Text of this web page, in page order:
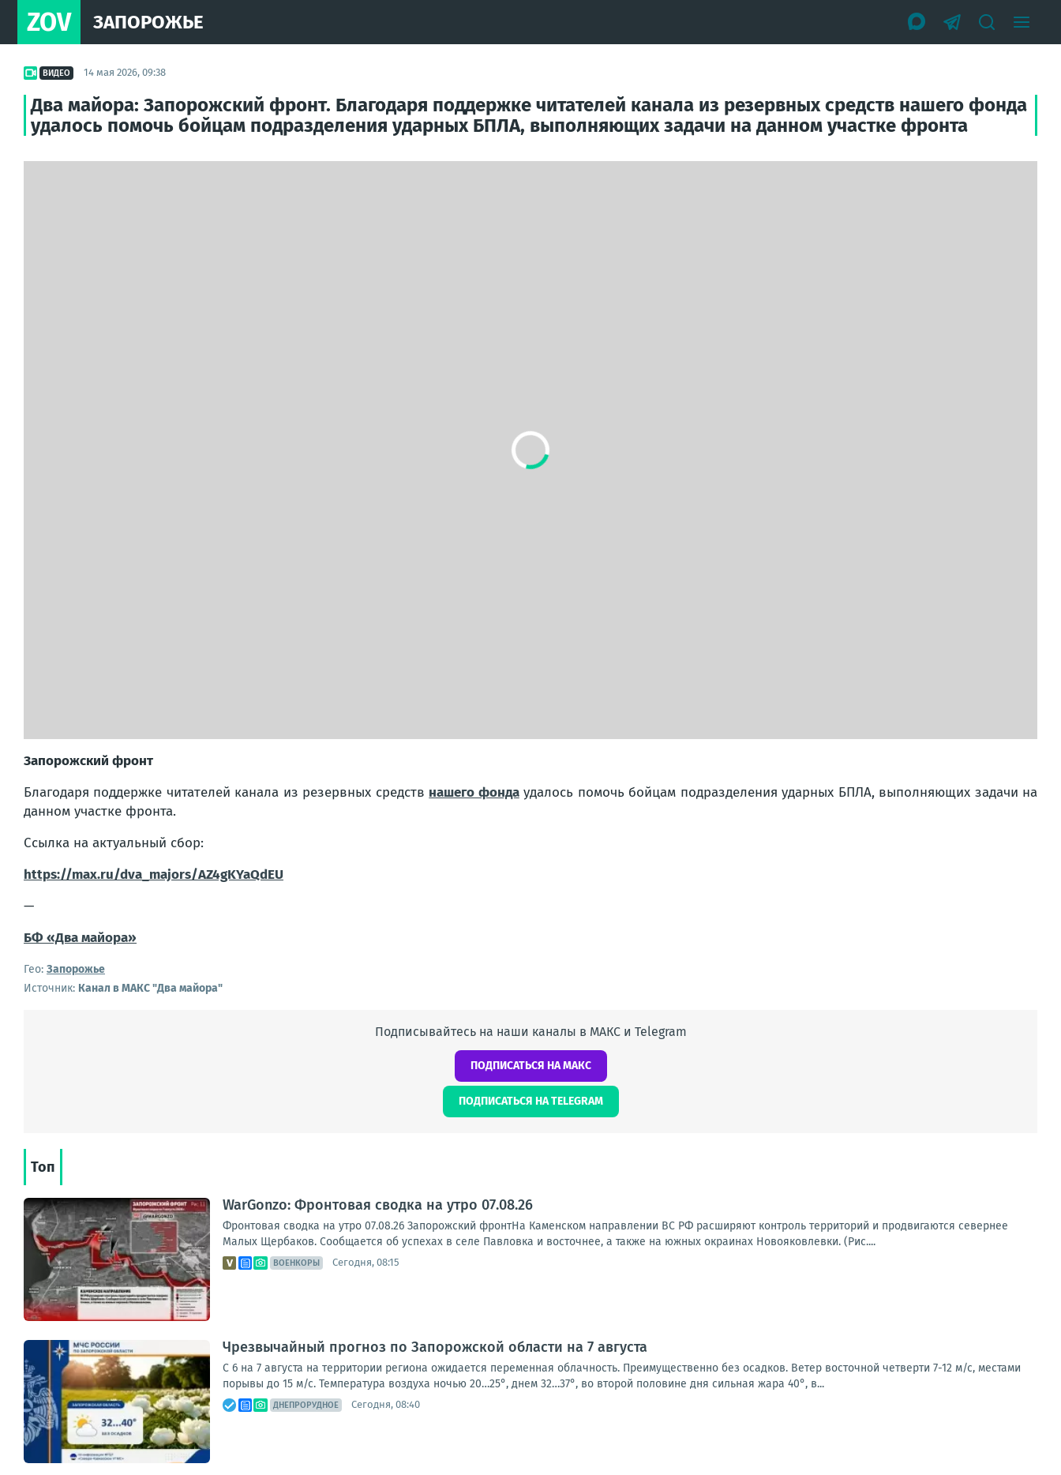
ZOV ЗАПОРОЖЬЕ
ВИДЕО 14 мая 2026, 09:38
Два майора: Запорожский фронт. Благодаря поддержке читателей канала из резервных средств нашего фонда
удалось помочь бойцам подразделения ударных БПЛА, выполняющих задачи на данном участке фронта
Запорожский фронт
Благодаря поддержке читателей канала из резервных средств нашего фондаудалось помочь бойцам подразделения ударных БПЛА, выполняющих задачи на
данном участке фронта.
Ссылка на актуальный сбор:
https://max.ru/dva_majors/AZ4gKYaQdEU
—
БФ «Два майора»
Гео: Запорожье
Источник: Канал в МАКС "Два майора"
Подписывайтесь на наши каналы в МАКС и Telegram
ПОДПИСАТЬСЯ НА МАКС
ПОДПИСАТЬСЯ НА TELEGRAM
Топ
WarGonzo: Фронтовая сводка на утро 07.08.26
Фронтовая сводка на утро 07.08.26 Запорожский фронтНа Каменском направлении ВС РФ расширяют контроль территорий и продвигаются севернее
Малых Щербаков. Сообщается об успехах в селе Павловка и восточнее, а также на южных окраинах Новояковлевки. (Рис....
ВОЕНКОРЫ Сегодня, 08:15
Чрезвычайный прогноз по Запорожской области на 7 августа
С 6 на 7 августа на территории региона ожидается переменная облачность. Преимущественно без осадков. Ветер восточной четверти 7-12 м/с, местами
порывы до 15 м/с. Температура воздуха ночью 20…25°, днем 32…37°, во второй половине дня сильная жара 40°, в...
ДНЕПРОРУДНОЕ Сегодня, 08:40